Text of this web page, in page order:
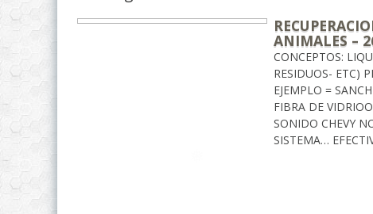
El Canto De La Lira
Ideas
Mis Karaokes
Sugerencias
Opiniones
ANIMALES –
CONCEPTOS:
RESIDUOS- ETC)
EJEMPLO =
FIBRA DE
SONIDO CHEVY
SISTEMA…